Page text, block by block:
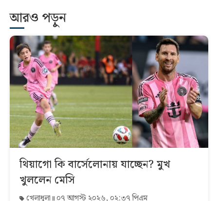
আরও পড়ুন
থিয়াগো কি বার্সেলোনায় যাচ্ছেন? মুখ
খুললেন মেসি
খেলাধুলা ০৭ আগস্ট ২০২৬, ০২:৩৭ পিএম